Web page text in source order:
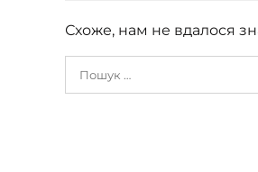
Схоже, нам не вдалося